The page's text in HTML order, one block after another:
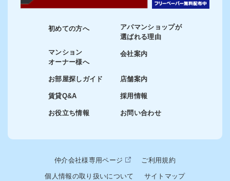
初めての方へ
マンション
オーナー様へ
お部屋探しガイド
賃貸Q&A
お役立ち情報
アパマンショップが
選ばれる理由
会社案内
店舗案内
採用情報
お問い合わせ
仲介会社様専用ページ ご利用規約
個人情報の取り扱いについて サイトマップ